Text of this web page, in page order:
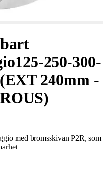
250-300-
240mm -
med bromsskivan P2R, som